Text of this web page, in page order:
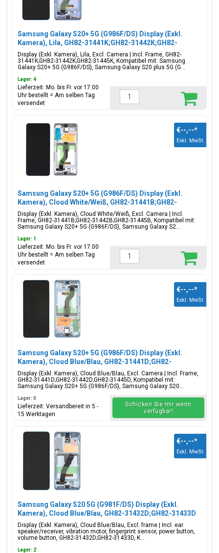
Samsung Galaxy S20+ 5G (G986F/DS) Display (Exkl.
Kamera), Lila, GH82-31441K;GH82-31442K;GH82-
31445K
Display (Exkl. Kamera), Lila, Excl. Camera | Incl. Frame, GH82-
31441K;GH82-31442K;GH82-31445K, Kompatibel mit: Samsung
Galaxy S20+ 5G (G986F/DS), Samsung Galaxy S20 plus 5G (G...
Lager: 4
Lieferzeit: Mo. bis Fr. vor 17.00
Uhr bestellt = Am selben Tag
versendet
Samsung Galaxy S20+ 5G (G986F/DS) Display (Exkl.
Kamera), Cloud White/Weiß, GH82-31441B;GH82-
31442B;GH82-31445B
Display (Exkl. Kamera), Cloud White/Weiß, Excl. Camera | Incl.
Frame, GH82-31441B;GH82-31442B;GH82-31445B, Kompatibel mit:
Samsung Galaxy S20+ 5G (G986F/DS), Samsung Galaxy S2...
€--,--*
Exkl. MwSt.
Lager: 1
Lieferzeit: Mo. bis Fr. vor 17.00
Uhr bestellt = Am selben Tag
versendet
Samsung Galaxy S20+ 5G (G986F/DS) Display (Exkl.
Kamera), Cloud Blue/Blau, GH82-31441D;GH82-
31442D;GH82-31445D
Display (Exkl. Kamera), Cloud Blue/Blau, Excl. Camera | Incl. Frame,
GH82-31441D;GH82-31442D;GH82-31445D, Kompatibel mit:
Samsung Galaxy S20+ 5G (G986F/DS), Samsung Galaxy S20...
€--,--*
Exkl. MwSt.
Lager: 0
Lieferzeit: Versandbereit in 5 -
15 Werktagen
Schicken Sie mir wenn
verfügbar!
Samsung Galaxy S20 5G (G981F/DS) Display (Exkl.
Kamera), Cloud Blue/Blau, GH82-31432D;GH82-31433D
Display (Exkl. Kamera), Cloud Blue/Blau, Excl. frame | Incl. ear
speaker/receiver, vibration motor, fingerprint sensor, power button,
volume button, GH82-31432D;GH82-31433D, K...
€--,--*
Exkl. MwSt.
Lager: 2